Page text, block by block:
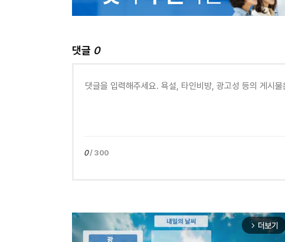
댓글 0
0/ 300
arrow_forward_ios 더보기